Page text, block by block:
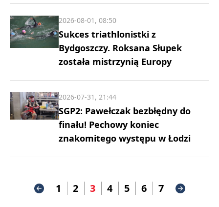
Sukces triathlonistki z
Bydgoszczy. Roksana Słupek
została mistrzynią Europy
2026-08-01, 08:50
SGP2: Pawełczak bezbłędny do
finału! Pechowy koniec
znakomitego występu w Łodzi
2026-07-31, 21:44
1 2 3 4 5 6 7